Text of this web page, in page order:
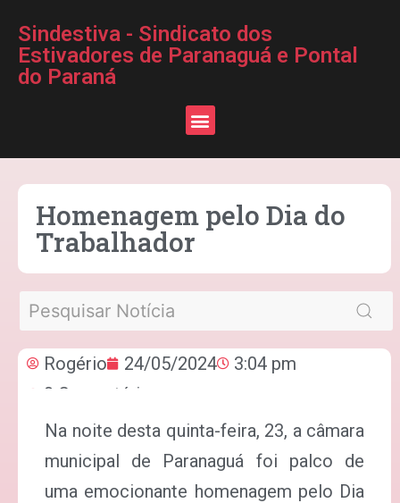
Sindestiva - Sindicato dos
Estivadores de Paranaguá e Pontal
do Paraná
Homenagem pelo Dia do
Trabalhador
Rogério 24/05/2024
3:04 pm
0 Comentários
Na noite desta quinta-feira, 23, a câmara
municipal de Paranaguá foi palco de
uma emocionante homenagem pelo Dia